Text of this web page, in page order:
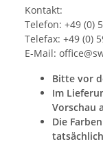
Kontakt:
Telefon: +49 (0)
Telefax: +49 (0)
E-Mail:
Bitte vor
Im
Vorschau
Die